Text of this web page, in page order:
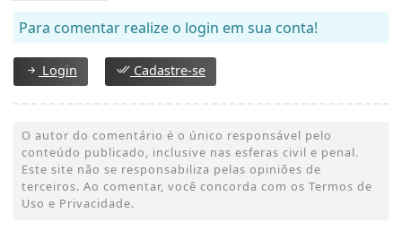
Para comentar realize o login em sua conta!
Login Cadastre-se
O autor do comentário é o único responsável pelo
conteúdo publicado, inclusive nas esferas civil e penal.
Este site não se responsabiliza pelas opiniões de
terceiros. Ao comentar, você concorda com os Termos de
Uso e Privacidade.